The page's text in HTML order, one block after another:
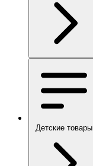
Детские товары